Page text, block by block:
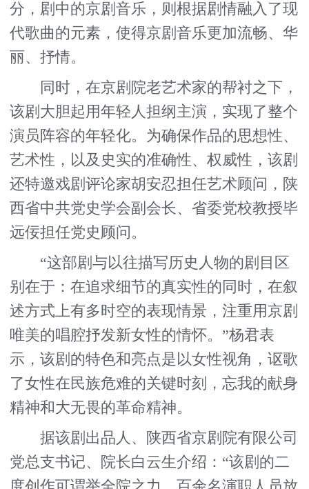
分，剧中的京剧音乐，则根据剧情融入了现
代歌曲的元素，使得京剧音乐更加流畅、华
丽、抒情。
同时，在京剧院老艺术家的帮衬之下，
该剧大胆起用年轻人担纲主演，实现了整个
演员阵容的年轻化。为确保作品的思想性、
艺术性，以及史实的准确性、权威性，该剧
还特邀戏剧评论家胡安忍担任艺术顾问，陕
西省中共党史学会副会长、省委党校教授毕
远佞担任党史顾问。
“这部剧与以往描写历史人物的剧目区
别在于：在追求细节的真实性的同时，在叙
述方式上有多时空的表现情景，注重用京剧
唯美的唱腔抒发新女性的情怀。”杨君表
示，该剧的特色和亮点是以女性视角，讴歌
了女性在民族危难的关键时刻，忘我的献身
精神和大无畏的革命精神。
据该剧出品人、陕西省京剧院有限公司
党总支书记、院长白云生介绍：“该剧的二